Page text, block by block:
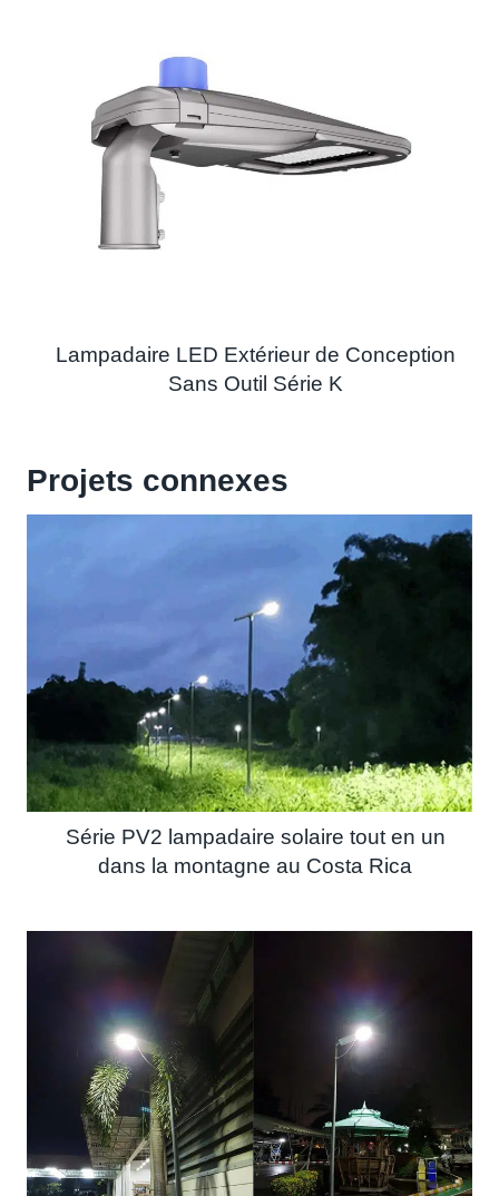
Lampadaire LED Extérieur de Conception
Sans Outil Série K
Projets connexes
Série PV2 lampadaire solaire tout en un
dans la montagne au Costa Rica